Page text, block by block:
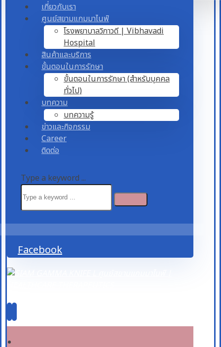
เกี่ยวกับเรา
ศูนย์สยามแกมมาไนฟ์
โรงพยาบาลวิภาวดี | Vibhavadi
Hospital
สินค้าและบริการ
ขั้นตอนในการรักษา
ขั้นตอนในการรักษา (สำหรับบุคคล
ทั่วไป)
บทความ
บทความรู้
ข่าวและกิจกรรม
Career
ติดต่อ
Type a keyword ...
Facebook